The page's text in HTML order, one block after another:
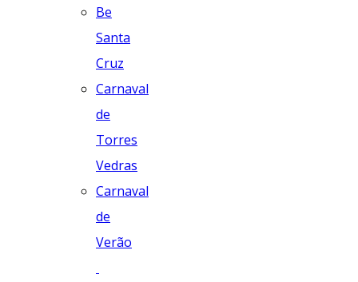
Be
Santa
Cruz
Carnaval
de
Torres
Vedras
Carnaval
de
Verão